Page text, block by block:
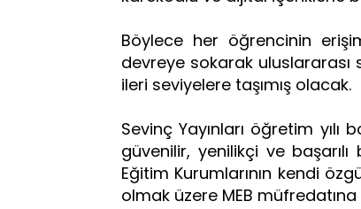
Böylece her öğrencinin
devreye sokarak
ileri seviyelere taşımış olacak.
Sevinç Yayınları öğretim
güvenilir, yenilikçi ve
Eğitim Kurumlarının kendi
olmak üzere MEB